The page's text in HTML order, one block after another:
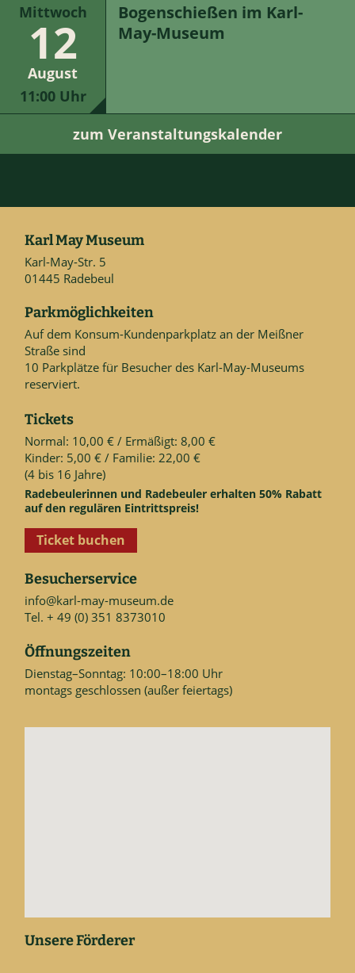
Mittwoch
12
August
11:00 Uhr
Bogenschießen im Karl-
May-Museum
zum Veranstaltungskalender
Karl May Museum
Karl-May-Str. 5
01445 Radebeul
Parkmöglichkeiten
Auf dem Konsum-Kundenparkplatz an der Meißner
Straße sind
10 Parkplätze für Besucher des Karl-May-Museums
reserviert.
Tickets
Normal: 10,00 € / Ermäßigt: 8,00 €
Kinder: 5,00 € / Familie: 22,00 €
(4 bis 16 Jahre)
Radebeulerinnen und Radebeuler erhalten 50% Rabatt
auf den regulären Eintrittspreis!
Ticket buchen
Besucherservice
info@karl-may-museum.de
Tel. + 49 (0) 351 8373010
Öffnungszeiten
Dienstag–Sonntag: 10:00–18:00 Uhr
montags geschlossen (außer feiertags)
Unsere Förderer